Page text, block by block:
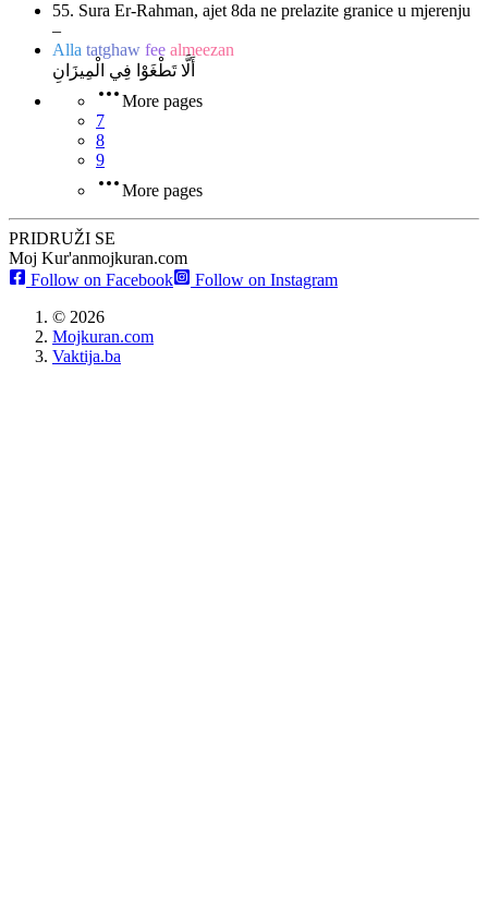
55. Sura Er-Rahman, ajet 8da ne prelazite granice u mjerenju
–
Alla tatghaw fee almeezan
أَلَّا تَطْغَوْا فِي الْمِيزَانِ
More pages
7
8
9
More pages
PRIDRUŽI SE
Moj Kur'anmojkuran.com
Follow on Facebook
Follow on Instagram
© 2026
Mojkuran.com
Vaktija.ba